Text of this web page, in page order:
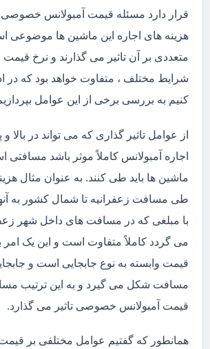
قرار دارد مسئله قیمت آمبولانس
هزینه های اجاره این ماشین ها موضوعی
متعددی بر آن تاثیر می گذارند و نرخ قیمت
شرایط مختلف ، متفاوت خواهد بود که در
کنیم به بررسی برخی از این عوامل
از عوامل تاثیر گذاری که می تواند در بالا و
اجاره آمبولانس کاملاً موثر باشد مسافتی
ماشین ها باید طی کنند. به عنوان مثال
طی مسافت زعفرانیه تا شمال کشور به
با مبلغی که در مسافت های داخل شهر
می گردد کاملاً متفاوت است و این یک امر
قیمت وابسته به نوع جابجایی است و
مسافت شکل می گیرد و به این ترتیب
قیمت آمبولانس خصوصی تاثیر می گذارد.
همانطور که گفتیم عوامل مختلفی بر قیمت